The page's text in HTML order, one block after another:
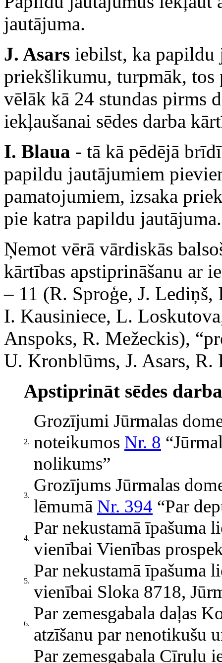
jautājuma.
J. Asars iebilst, ka papildu
priekšlikumu, turpmāk, tos
vēlāk kā 24 stundas pirms
iekļaušanai sēdes darba
I. Blaua - tā kā pēdējā
papildu jautājumiem
pamatojumiem, izsaka
pie katra papildu jautājuma.
Ņemot vērā vārdiskās
kārtības apstiprināšanu ar
– 11 (R. Sproģe, J.
I. Kausiniece, L.
Anspoks, R. Mežeckis),
U. Kronblūms, J. Asars, R.
Apstiprināt sēdes
2.
Grozījumi Jūrmalas
noteikumos Nr. 8
nolikums”
3.
Grozījums Jūrmalas
lēmumā Nr. 394 “Par
4.
Par nekustamā īpašuma
vienībai Vienības
5.
Par nekustamā īpašuma
vienībai Sloka 8718,
6.
Par zemesgabala daļas
atzīšanu par nenotikušu
Par zemesgabala Cīruļu